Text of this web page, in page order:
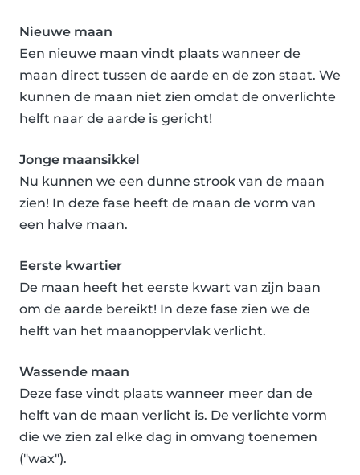
Nieuwe maan
Een nieuwe maan vindt plaats wanneer de
maan direct tussen de aarde en de zon staat. We
kunnen de maan niet zien omdat de onverlichte
helft naar de aarde is gericht!
Jonge maansikkel
Nu kunnen we een dunne strook van de maan
zien! In deze fase heeft de maan de vorm van
een halve maan.
Eerste kwartier
De maan heeft het eerste kwart van zijn baan
om de aarde bereikt! In deze fase zien we de
helft van het maanoppervlak verlicht.
Wassende maan
Deze fase vindt plaats wanneer meer dan de
helft van de maan verlicht is. De verlichte vorm
die we zien zal elke dag in omvang toenemen
("wax").